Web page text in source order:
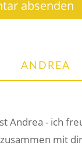
ANDREA
Andrea - ich
mit